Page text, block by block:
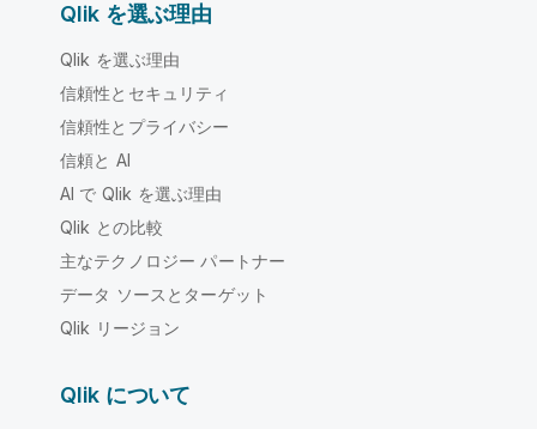
Qlik を選ぶ理由
Qlik を選ぶ理由
信頼性とセキュリティ
信頼性とプライバシー
信頼と AI
AI で Qlik を選ぶ理由
Qlik との比較
主なテクノロジー パートナー
データ ソースとターゲット
Qlik リージョン
Qlik について